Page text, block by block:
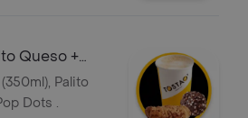
Queso +
Palito
Dots .